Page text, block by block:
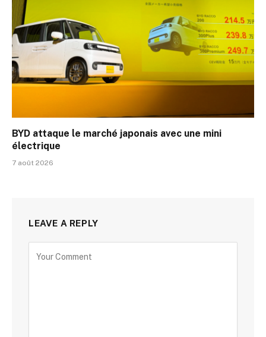
BYD attaque le marché japonais avec une mini
électrique
7 août 2026
LEAVE A REPLY